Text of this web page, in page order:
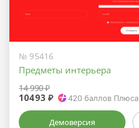
№ 95416
Предметы интерьера
14 990 ₽
10493 ₽ 420 баллов Плюса
Демоверсия